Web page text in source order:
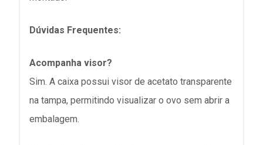
Dúvidas Frequentes:
Acompanha visor?
Sim. A caixa possui visor de acetato transparente
na tampa, permitindo visualizar o ovo sem abrir a
embalagem.